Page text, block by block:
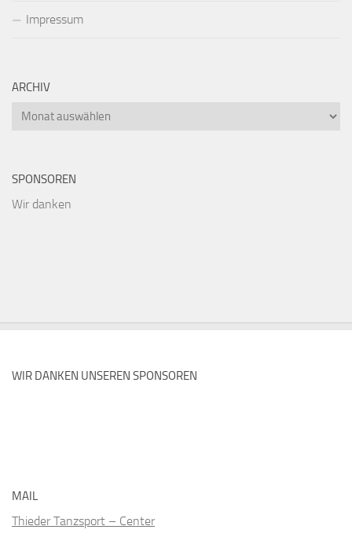
Impressum
ARCHIV
Archiv
SPONSOREN
Wir danken
WIR DANKEN UNSEREN SPONSOREN
MAIL
Thieder Tanzsport – Center